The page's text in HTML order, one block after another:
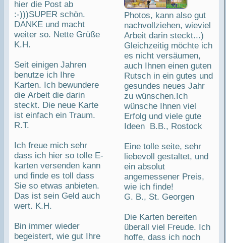
hier die Post ab
:-)))SUPER schön.
DANKE und macht
weiter so. Nette Grüße
K.H.
Seit einigen Jahren
benutze ich Ihre
Karten. Ich bewundere
die Arbeit die darin
steckt. Die neue Karte
ist einfach ein Traum.
R.T.
Ich freue mich sehr
dass ich hier so tolle E-
karten versenden kann
und finde es toll dass
Sie so etwas anbieten.
Das ist sein Geld auch
wert. K.H.
Bin immer wieder
begeistert, wie gut Ihre
Photos, kann also gut
nachvollziehen, wieviel
Arbeit darin steckt...)
Gleichzeitig möchte ich
es nicht versäumen,
auch Ihnen einen guten
Rutsch in ein gutes und
gesundes neues Jahr
zu wünschen.Ich
wünsche Ihnen viel
Erfolg und viele gute
Ideen B.B., Rostock
Eine tolle seite, sehr
liebevoll gestaltet, und
ein absolut
angemessener Preis,
wie ich finde!
G. B., St. Georgen
Die Karten bereiten
überall viel Freude. Ich
hoffe, dass ich noch